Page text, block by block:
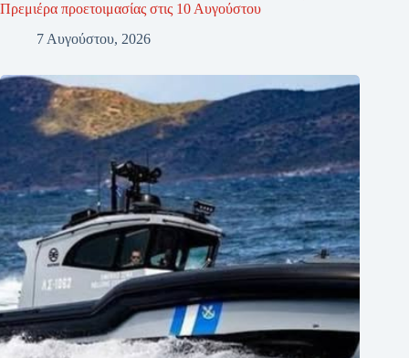
Πρεμιέρα προετοιμασίας στις 10 Αυγούστου
7 Αυγούστου, 2026